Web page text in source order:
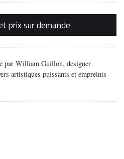
Email
prix sur demande
par William Guillon, designer
artistiques puissants et empreints